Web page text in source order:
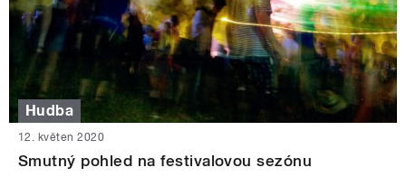
Hudba
12. květen 2020
Smutný pohled na festivalovou sezónu